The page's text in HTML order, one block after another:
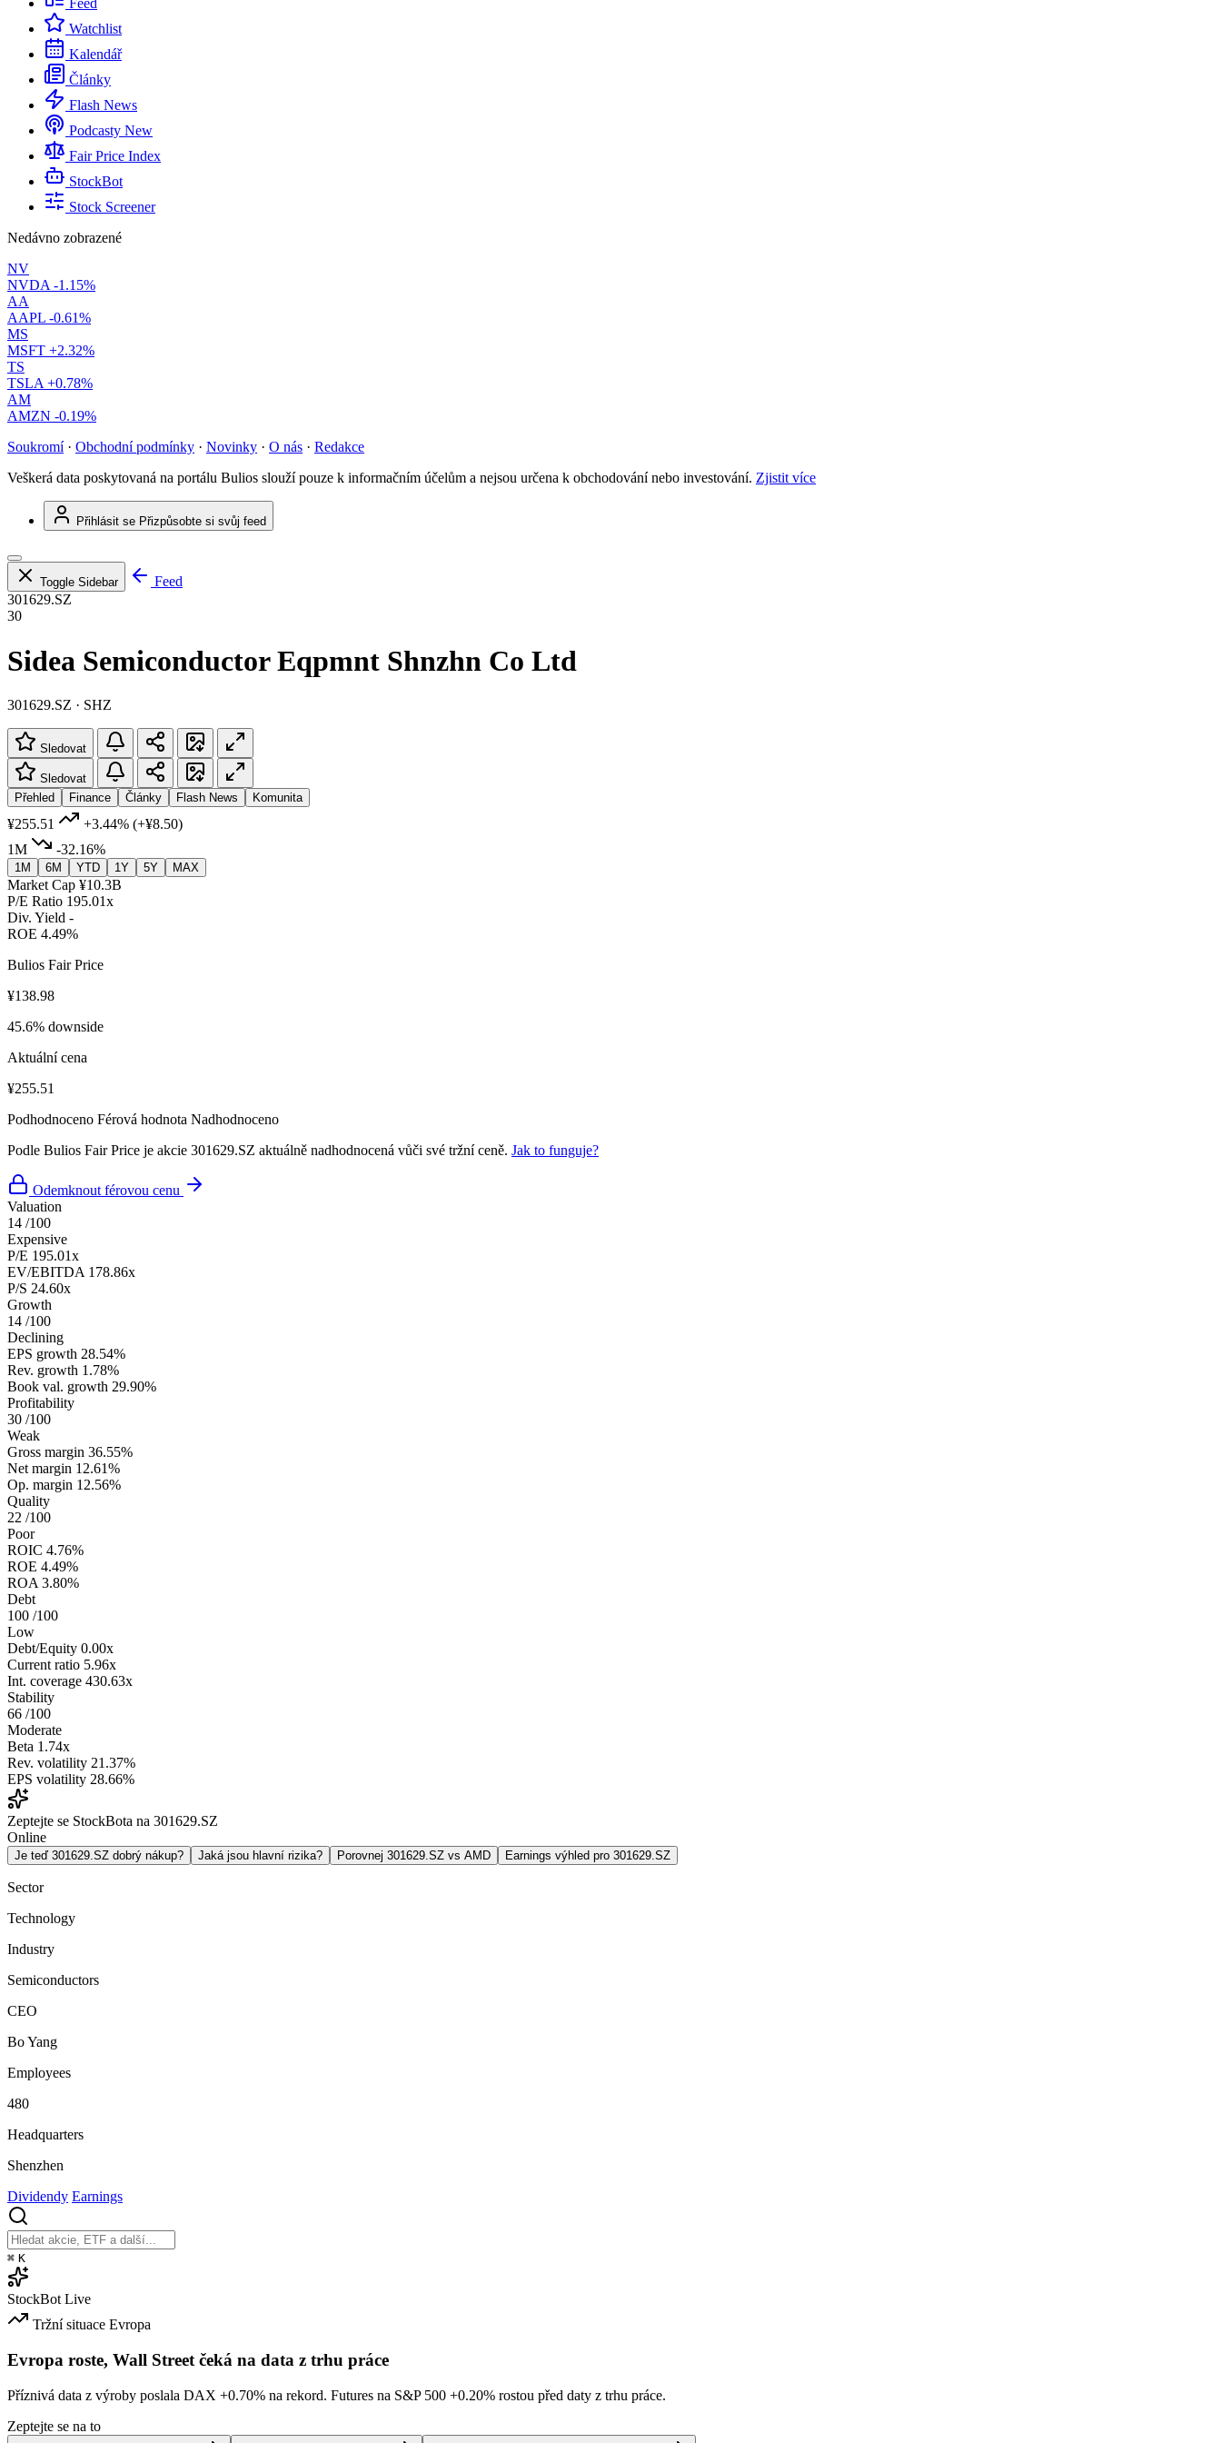
Feed
Watchlist
Kalendář
Články
Flash News
Podcasty New
Fair Price Index
StockBot
Stock Screener
Nedávno zobrazené
NV
NVDA -1.15%
AA
AAPL -0.61%
MS
MSFT +2.32%
TS
TSLA +0.78%
AM
AMZN -0.19%
Soukromí · Obchodní podmínky · Novinky · O nás · Redakce
Veškerá data poskytovaná na portálu Bulios slouží pouze k informačním účelům a nejsou určena k obchodování nebo investování. Zjistit více
Přihlásit se Přizpůsobte si svůj feed
Toggle Sidebar
Feed
301629.SZ
30
Sidea Semiconductor Eqpmnt Shnzhn Co Ltd
301629.SZ · SHZ
Sledovat
Sledovat
Přehled
Finance Články Flash News Komunita
¥255.51 +3.44% (+¥8.50)
1M
-32.16%
1M 6M YTD 1Y 5Y MAX
Market Cap ¥10.3B
P/E Ratio 195.01x
Div. Yield -
ROE 4.49%
Bulios Fair Price
¥138.98
45.6% downside
Aktuální cena
¥255.51
Podhodnoceno Férová hodnota Nadhodnoceno
Podle Bulios Fair Price je akcie 301629.SZ aktuálně nadhodnocená vůči své tržní ceně. Jak to funguje?
Odemknout férovou cenu
Valuation
14 /100
Expensive
P/E 195.01x
EV/EBITDA 178.86x
P/S 24.60x
Growth
14 /100
Declining
EPS growth 28.54%
Rev. growth 1.78%
Book val. growth 29.90%
Profitability
30 /100
Weak
Gross margin 36.55%
Net margin 12.61%
Op. margin 12.56%
Quality
22 /100
Poor
ROIC 4.76%
ROE 4.49%
ROA 3.80%
Debt
100 /100
Low
Debt/Equity 0.00x
Current ratio 5.96x
Int. coverage 430.63x
Stability
66 /100
Moderate
Beta 1.74x
Rev. volatility 21.37%
EPS volatility 28.66%
Zeptejte se StockBota na 301629.SZ
Online
Je teď 301629.SZ dobrý nákup? Jaká jsou hlavní rizika? Porovnej 301629.SZ vs AMD Earnings výhled pro 301629.SZ
Sector
Technology
Industry
Semiconductors
CEO
Bo Yang
Employees
480
Headquarters
Shenzhen
Dividendy Earnings
⌘ K
StockBot Live
Tržní situace Evropa
Evropa roste, Wall Street čeká na data z trhu práce
Příznivá data z výroby poslala DAX +0.70% na rekord. Futures na S&P 500 +0.20% rostou před daty z trhu práce.
Zeptejte se na to